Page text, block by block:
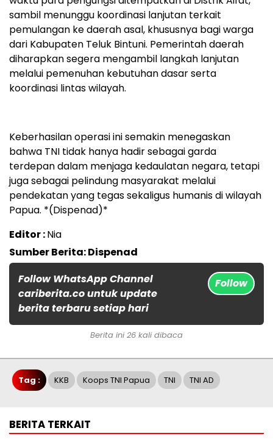
sambil menunggu koordinasi lanjutan terkait
pemulangan ke daerah asal, khususnya bagi warga
dari Kabupaten Teluk Bintuni. Pemerintah daerah
diharapkan segera mengambil langkah lanjutan
melalui pemenuhan kebutuhan dasar serta
koordinasi lintas wilayah.
Keberhasilan operasi ini semakin menegaskan
bahwa TNI tidak hanya hadir sebagai garda
terdepan dalam menjaga kedaulatan negara, tetapi
juga sebagai pelindung masyarakat melalui
pendekatan yang tegas sekaligus humanis di wilayah
Papua. *(Dispenad)*
Editor :Nia
Sumber Berita: Dispenad
Follow WhatsApp Channel
cariberita.co untuk update
berita terbaru setiap hari
Follow
Berita ini 26 kali dibaca
Tag : KKB Koops TNI Papua TNI TNI AD
BERITA TERKAIT